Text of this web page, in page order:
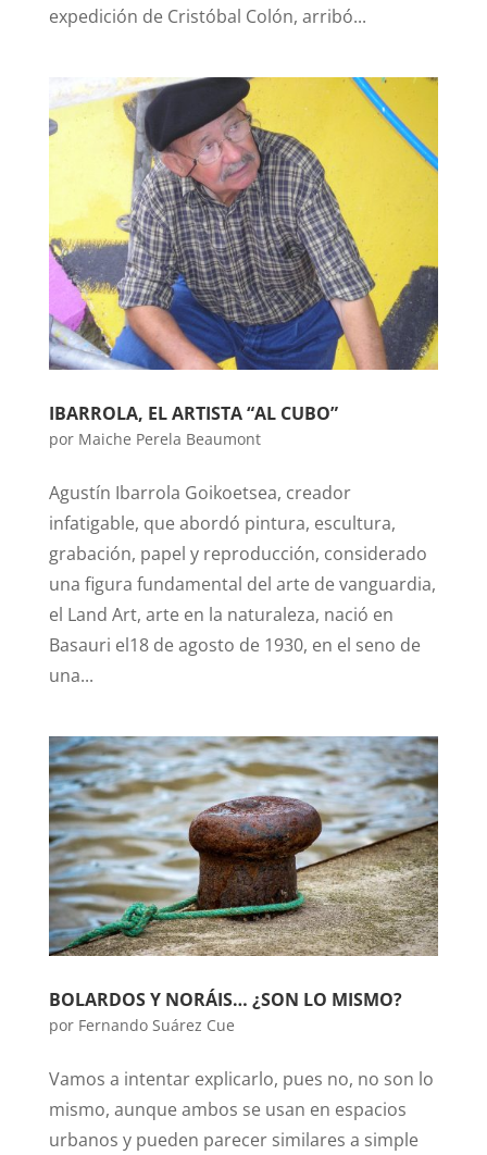
expedición de Cristóbal Colón, arribó...
IBARROLA, EL ARTISTA “AL CUBO”
por Maiche Perela Beaumont
Agustín Ibarrola Goikoetsea, creador
infatigable, que abordó pintura, escultura,
grabación, papel y reproducción, considerado
una figura fundamental del arte de vanguardia,
el Land Art, arte en la naturaleza, nació en
Basauri el18 de agosto de 1930, en el seno de
una...
BOLARDOS Y NORÁIS… ¿SON LO MISMO?
por Fernando Suárez Cue
Vamos a intentar explicarlo, pues no, no son lo
mismo, aunque ambos se usan en espacios
urbanos y pueden parecer similares a simple